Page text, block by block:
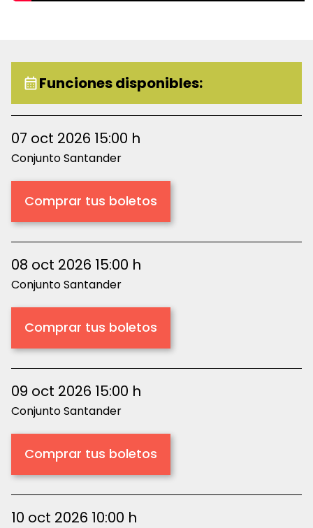
Funciones disponibles:
07 oct 2026 15:00 h
Conjunto Santander
Comprar tus boletos
08 oct 2026 15:00 h
Conjunto Santander
Comprar tus boletos
09 oct 2026 15:00 h
Conjunto Santander
Comprar tus boletos
10 oct 2026 10:00 h